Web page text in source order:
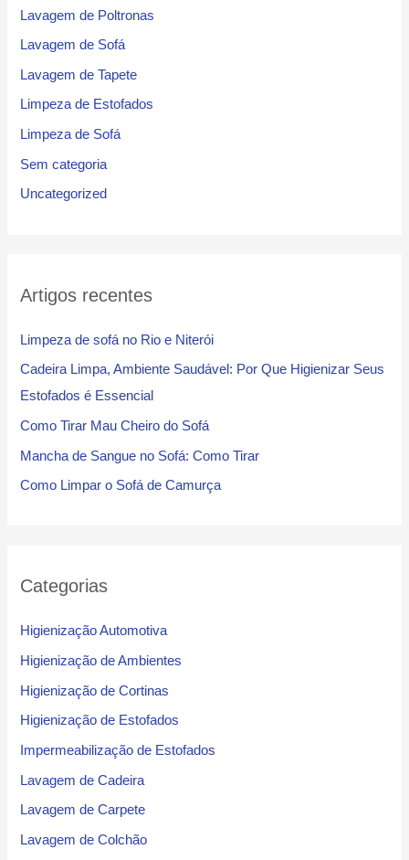
Lavagem de Poltronas
Lavagem de Sofá
Lavagem de Tapete
Limpeza de Estofados
Limpeza de Sofá
Sem categoria
Uncategorized
Artigos recentes
Limpeza de sofá no Rio e Niterói
Cadeira Limpa, Ambiente Saudável: Por Que Higienizar Seus
Estofados é Essencial
Como Tirar Mau Cheiro do Sofá
Mancha de Sangue no Sofá: Como Tirar
Como Limpar o Sofá de Camurça
Categorias
Higienização Automotiva
Higienização de Ambientes
Higienização de Cortinas
Higienização de Estofados
Impermeabilização de Estofados
Lavagem de Cadeira
Lavagem de Carpete
Lavagem de Colchão